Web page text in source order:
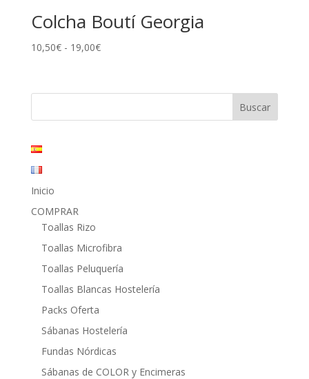
Colcha Boutí Georgia
10,50€ - 19,00€Rango
desde
Inicio
COMPRAR
Toallas Rizo
Toallas Microfibra
Toallas Peluquería
Toallas Blancas Hostelería
Packs Oferta
Sábanas Hostelería
Fundas Nórdicas
Sábanas de COLOR y Encimeras